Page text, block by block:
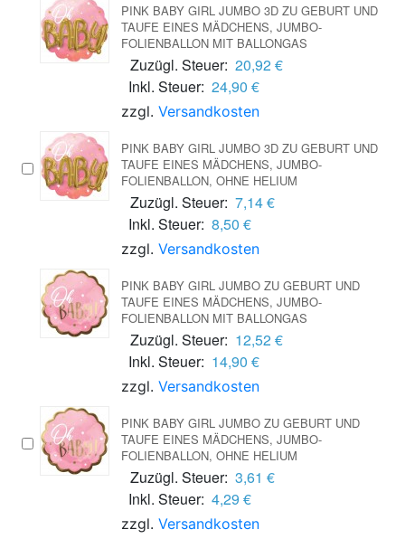
PINK BABY GIRL JUMBO 3D ZU GEBURT UND
TAUFE EINES MÄDCHENS, JUMBO-
FOLIENBALLON MIT BALLONGAS
Zuzügl. Steuer: 20,92 €
Inkl. Steuer: 24,90 €
zzgl. Versandkosten
PINK BABY GIRL JUMBO 3D ZU GEBURT UND
TAUFE EINES MÄDCHENS, JUMBO-
FOLIENBALLON, OHNE HELIUM
Zuzügl. Steuer: 7,14 €
Inkl. Steuer: 8,50 €
zzgl. Versandkosten
PINK BABY GIRL JUMBO ZU GEBURT UND
TAUFE EINES MÄDCHENS, JUMBO-
FOLIENBALLON MIT BALLONGAS
Zuzügl. Steuer: 12,52 €
Inkl. Steuer: 14,90 €
zzgl. Versandkosten
PINK BABY GIRL JUMBO ZU GEBURT UND
TAUFE EINES MÄDCHENS, JUMBO-
FOLIENBALLON, OHNE HELIUM
Zuzügl. Steuer: 3,61 €
Inkl. Steuer: 4,29 €
zzgl. Versandkosten